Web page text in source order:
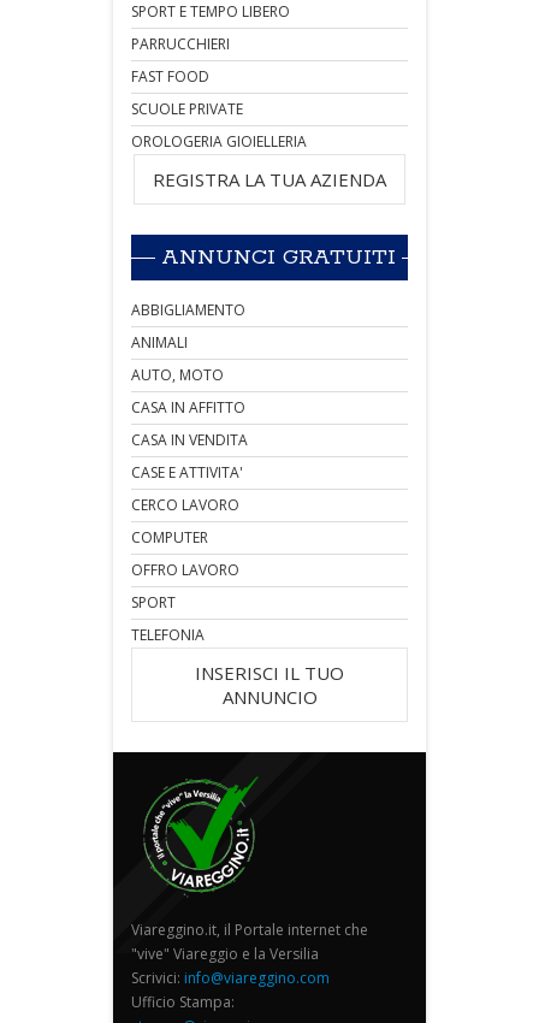
SPORT E TEMPO LIBERO
PARRUCCHIERI
FAST FOOD
SCUOLE PRIVATE
OROLOGERIA GIOIELLERIA
REGISTRA LA TUA AZIENDA
ANNUNCI GRATUITI
ABBIGLIAMENTO
ANIMALI
AUTO, MOTO
CASA IN AFFITTO
CASA IN VENDITA
CASE E ATTIVITA'
CERCO LAVORO
COMPUTER
OFFRO LAVORO
SPORT
TELEFONIA
INSERISCI IL TUO
ANNUNCIO
Viareggino.it, il Portale internet che
"vive" Viareggio e la Versilia
Scrivici: info@viareggino.com
Ufficio Stampa: